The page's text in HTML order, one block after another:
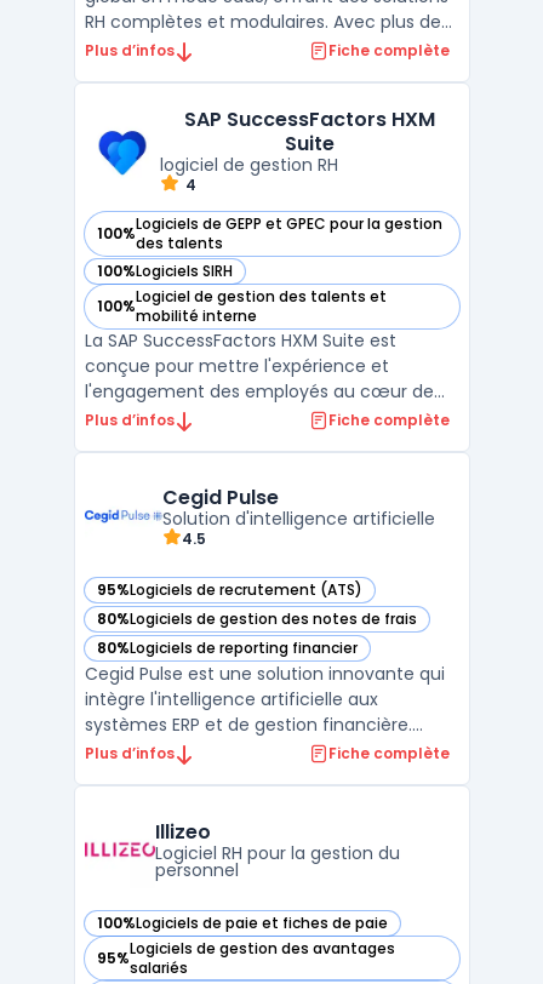
RH complètes et modulaires. Avec plus de
30 ans d’expérience, SIGMA-RH propose une
signature électronique intégrée, ainsi que la
Plus d’infos Fiche complète
SAP SuccessFactors HXM
Suite
logiciel de gestion RH
4
100%Logiciels de GEPP et GPEC pour la gestion
des talents
— voir SAP SuccessFactors HXM Suite dans cette catégorie
100%Logiciels SIRH
— voir SAP SuccessFactors HXM Suite dans cette catégorie
100%Logiciel de gestion des talents et
mobilité interne
— voir SAP SuccessFactors HXM Suite dans cette catégorie
La SAP SuccessFactors HXM Suite est
conçue pour mettre l'expérience et
l'engagement des employés au cœur de
votre organisation. Cette suite offre des
humaines (HRMS), qui relie le Core HR et la
paie, la gestion des talents ...
Plus d’infos Fiche complète
Cegid Pulse
Solution d'intelligence artificielle
4.5
95%Logiciels de recrutement (ATS)
— voir Cegid Pulse dans cette catégorie
80%Logiciels de gestion des notes de frais
— voir Cegid Pulse dans cette catégorie
80%Logiciels de reporting financier
— voir Cegid Pulse dans cette catégorie
Cegid Pulse est une solution innovante qui
intègre l'intelligence artificielle aux
systèmes ERP et de gestion financière.
Conçu pour automatiser et optimiser les
données en temps réel et de proposer des
recommanda ...
Plus d’infos Fiche complète
Illizeo
Logiciel RH pour la gestion du
personnel
100%Logiciels de paie et fiches de paie
— voir Illizeo dans cette catégorie
95%Logiciels de gestion des avantages
salariés
— voir Illizeo dans cette catégorie